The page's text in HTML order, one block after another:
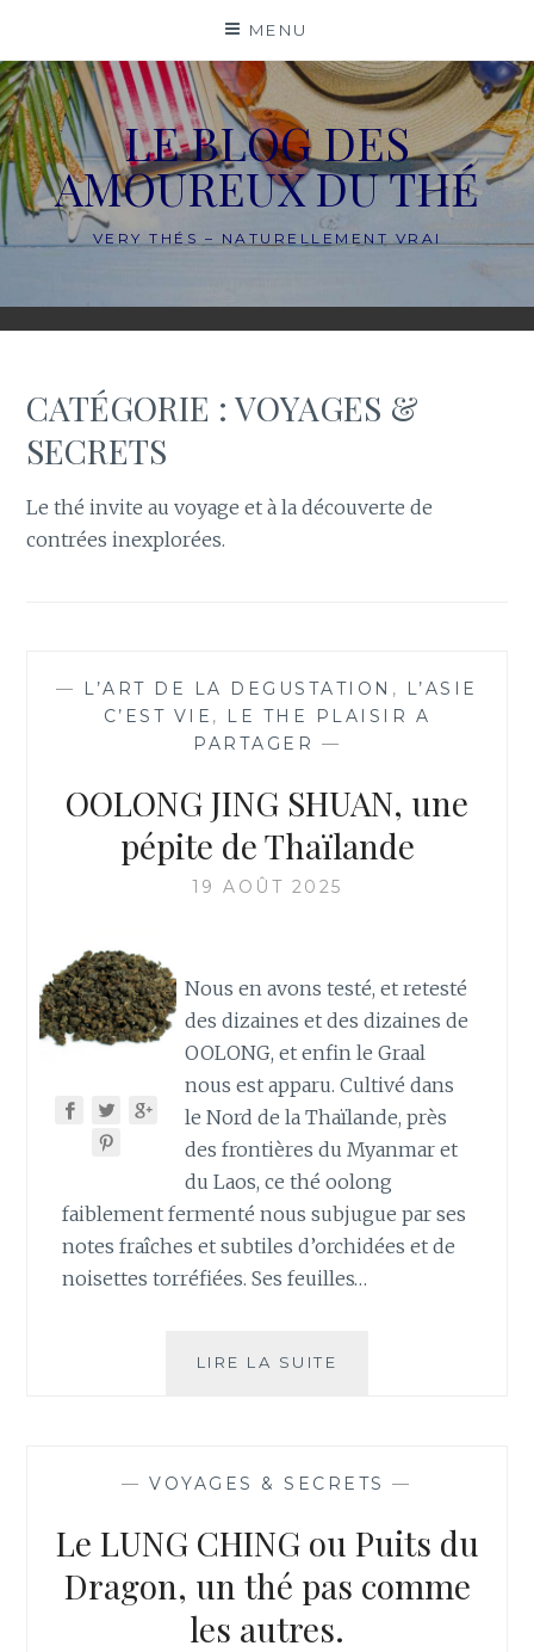
content
MENU
LE BLOG DES
AMOUREUX DU THÉ
VERY THÉS – NATURELLEMENT VRAI
CATÉGORIE :VOYAGES &
SECRETS
Le thé invite au voyage et à la découverte de
contrées inexplorées.
— L’ART DE LA DEGUSTATION ,
L’ASIE
C’EST VIE ,
LE THE PLAISIR A
PARTAGER —
OOLONG JING SHUAN, une
pépite de Thaïlande
19 AOÛT 2025
Nous en avons testé, et retesté
des dizaines et des dizaines de
OOLONG, et enfin le Graal
nous est apparu. Cultivé dans
le Nord de la Thaïlande, près
des frontières du Myanmar et
du Laos, ce thé oolong
faiblement fermenté nous subjugue par ses
notes fraîches et subtiles d’orchidées et de
noisettes torréfiées. Ses feuilles…
LIRE LA SUITE
DE
—VOYAGES & SECRETS —
Le LUNG CHING ou Puits du
Dragon, un thé pas comme
les autres.